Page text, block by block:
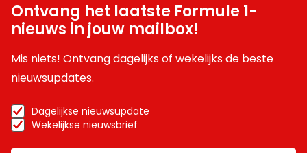
Ontvang het laatste Formule 1-
nieuws in jouw mailbox!
Mis niets! Ontvang dagelijks of wekelijks de beste
nieuwsupdates.
Dagelijkse nieuwsupdate
Wekelijkse nieuwsbrief